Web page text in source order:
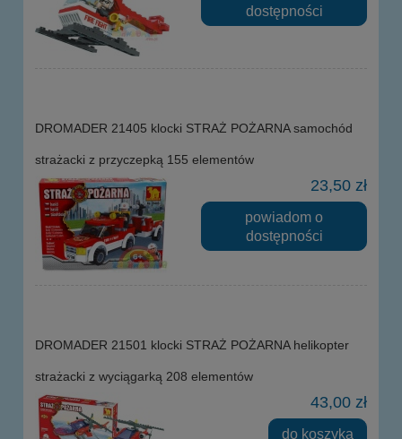
dostępności
DROMADER 21405 klocki STRAŻ POŻARNA samochód
strażacki z przyczepką 155 elementów
23,50 zł
powiadom o
dostępności
DROMADER 21501 klocki STRAŻ POŻARNA helikopter
strażacki z wyciągarką 208 elementów
43,00 zł
do koszyka